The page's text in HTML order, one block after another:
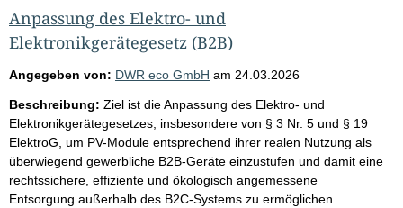
Anpassung des Elektro- und
Elektronikgerätegesetz (B2B)
Angegeben von: DWR eco GmbH am 24.03.2026
Beschreibung: Ziel ist die Anpassung des Elektro- und
Elektronikgerätegesetzes, insbesondere von § 3 Nr. 5 und § 19
ElektroG, um PV-Module entsprechend ihrer realen Nutzung als
überwiegend gewerbliche B2B-Geräte einzustufen und damit eine
rechtssichere, effiziente und ökologisch angemessene
Entsorgung außerhalb des B2C-Systems zu ermöglichen.